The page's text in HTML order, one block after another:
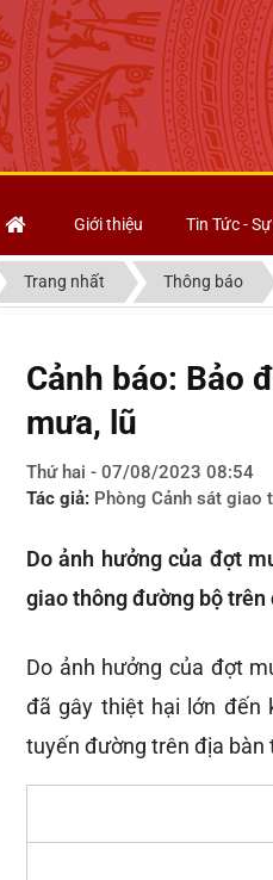
Giới thiệu
Tin Tức -
Trang nhất Thông báo
Cảnh báo: Bảo
mưa, lũ
Thứ hai - 07/08/2023 08:54
Tác giả: Phòng Cảnh sát giao
Do ảnh hưởng của đợt
giao thông đường bộ
Do ảnh hưởng của đợt
đã gây thiệt hại lớn đến
tuyến đường trên địa bàn